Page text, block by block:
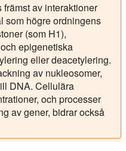
av interaktioner
som högre ordningens
(som H1),
epigenetiska
eller deacetylering.
av nukleosomer,
DNA. Cellulära
och processer
av gener, bidrar också